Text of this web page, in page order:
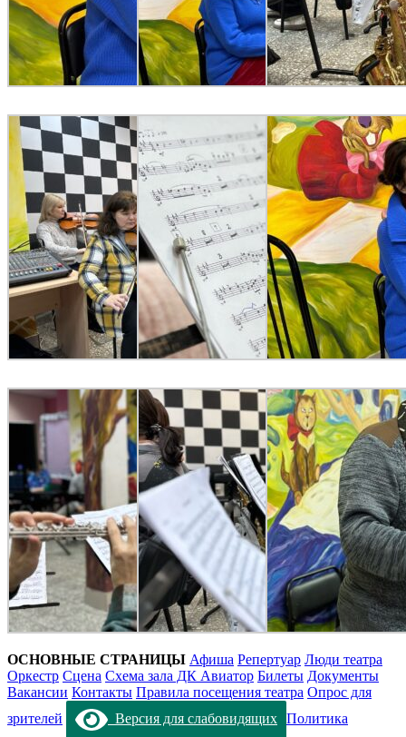
ОСНОВНЫЕ СТРАНИЦЫ Афиша Репертуар Люди театра
Оркестр Сцена Схема зала ДК Авиатор Билеты Документы
Вакансии Контакты Правила посещения театра Опрос для
зрителей
Версия для слабовидящих Политика